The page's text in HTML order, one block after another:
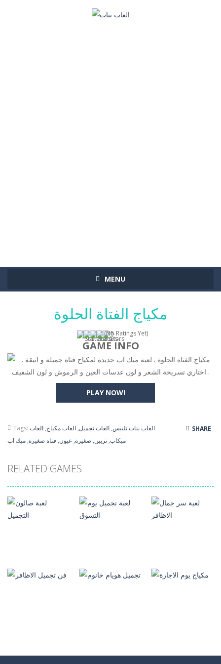
MENU
مكياج الفتاة الحلوة
(No Ratings Yet)
PLAY NOW!
GAME INFO
مكياج الفتاة الحلوة . لعبة ميك اب جديدة لمكياج فتاة جميلة و انيقة .
اختاري تسريحة الشعر و لون عدسات العين و الرموش و لون الشفيف .
Tags: العاب بنات تلبيس, العاب تجميل, العاب مكياج, العاب
ميكاب, تزيين, صغيرة, عيون, فتاة صغيرة, ميك اب
SHARE
RELATED GAMES
العاب مكياج العاب مكياج العاب مكياج
العاب مكياج العاب مكياج